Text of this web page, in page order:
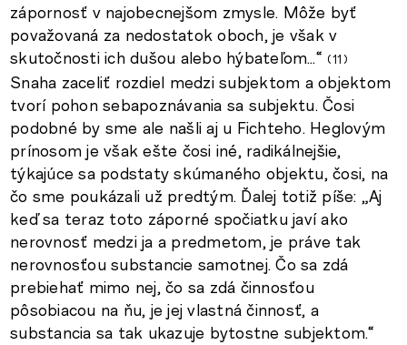
zápornosť v najobecnejšom zmysle. Môže byť
považovaná za nedostatok oboch, je však v
skutočnosti ich dušou alebo hýbateľom…“
11
Snaha zaceliť rozdiel medzi subjektom a objektom
tvorí pohon sebapoznávania sa subjektu. Čosi
podobné by sme ale našli aj u Fichteho. Heglovým
prínosom je však ešte čosi iné, radikálnejšie,
týkajúce sa podstaty skúmaného objektu, čosi, na
čo sme poukázali už predtým. Ďalej totiž píše: „Aj
keď sa teraz toto záporné spočiatku javí ako
nerovnosť medzi ja a predmetom, je práve tak
nerovnosťou substancie samotnej. Čo sa zdá
prebiehať mimo nej, čo sa zdá činnosťou
pôsobiacou na ňu, je jej vlastná činnosť, a
substancia sa tak ukazuje bytostne subjektom.“